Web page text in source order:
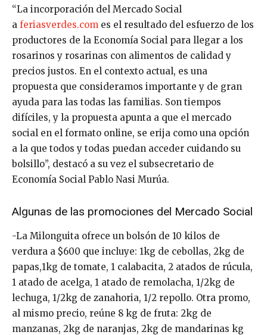
“La incorporación del Mercado Social
a feriasverdes.com es el resultado del esfuerzo de los
productores de la Economía Social para llegar a los
rosarinos y rosarinas con alimentos de calidad y
precios justos. En el contexto actual, es una
propuesta que consideramos importante y de gran
ayuda para las todas las familias. Son tiempos
difíciles, y la propuesta apunta a que el mercado
social en el formato online, se erija como una opción
a la que todos y todas puedan acceder cuidando su
bolsillo”, destacó a su vez el subsecretario de
Economía Social Pablo Nasi Murúa.
Algunas de las promociones del Mercado Social
-La Milonguita ofrece un bolsón de 10 kilos de
verdura a $600 que incluye: 1kg de cebollas, 2kg de
papas,1kg de tomate, 1 calabacita, 2 atados de rúcula,
1 atado de acelga, 1 atado de remolacha, 1/2kg de
lechuga, 1/2kg de zanahoria, 1/2 repollo. Otra promo,
al mismo precio, reúne 8 kg de fruta: 2kg de
manzanas, 2kg de naranjas, 2kg de mandarinas kg